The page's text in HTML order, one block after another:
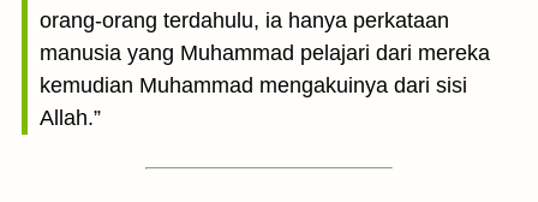
orang-orang terdahulu, ia hanya perkataan
manusia yang Muhammad pelajari dari mereka
kemudian Muhammad mengakuinya dari sisi
Allah.”